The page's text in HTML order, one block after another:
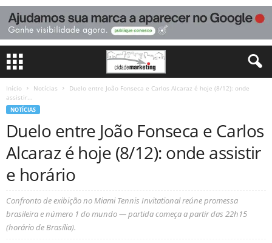
Início Notícias
Duelo entre João Fonseca e Carlos Alcaraz é hoje (8/12): onde
assistir...
NOTÍCIAS
Duelo entre João Fonseca e Carlos
Alcaraz é hoje (8/12): onde assistir
e horário
Confronto de exibição no Miami Tennis Invitational reúne promessa
brasileira e número 1 do mundo — partida começa a partir das 22h15
(horário de Brasília).